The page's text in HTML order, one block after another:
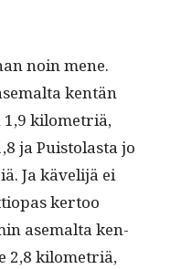
noin mene.
ken­tän
kilo­metriä,
ja Puis­to­las­ta jo
Ja käveli­jä ei
ker­too
ase­mal­ta ken­
2,8 kilo­metriä,